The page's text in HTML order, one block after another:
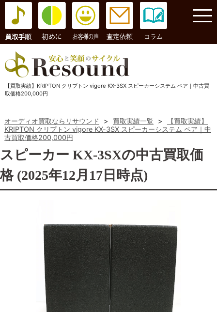
コラム
【買取実績】KRIPTON クリプトン vigore KX-3SX スピーカーシステム ペア｜中古買
取価格200,000円
オーディオ買取ならリサウンド > 買取実績一覧 >
【買取実績】
KRIPTON クリプトン vigore KX-3SX スピーカーシステム ペア｜中
古買取価格200,000円
スピーカー KX-3SXの中古買取価
格 (2025年12月17日時点)